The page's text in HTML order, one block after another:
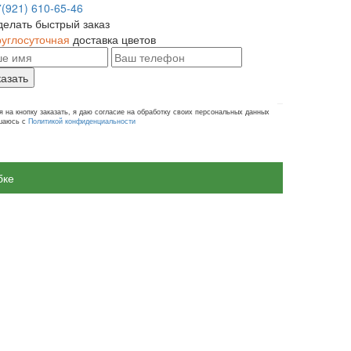
610-65-46
быстрый заказ
доставка цветов
на кнопку заказать, я даю согласие на обработку своих персональных данных
с Политикой конфиденциальности